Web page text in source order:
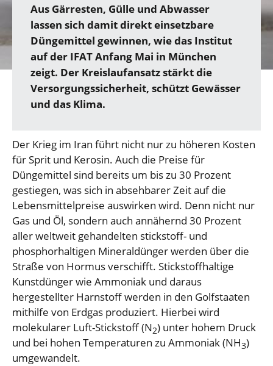
Aus Gärresten, Gülle und Abwasser
lassen sich damit direkt einsetzbare
Düngemittel gewinnen, wie das Institut
auf der IFAT Anfang Mai in München
zeigt. Der Kreislaufansatz stärkt die
Versorgungssicherheit, schützt Gewässer
und das Klima.
Der Krieg im Iran führt nicht nur zu höheren Kosten
für Sprit und Kerosin. Auch die Preise für
Düngemittel sind bereits um bis zu 30 Prozent
gestiegen, was sich in absehbarer Zeit auf die
Lebensmittelpreise auswirken wird. Denn nicht nur
Gas und Öl, sondern auch annähernd 30 Prozent
aller weltweit gehandelten stickstoff- und
phosphorhaltigen Mineraldünger werden über die
Straße von Hormus verschifft. Stickstoffhaltige
Kunstdünger wie Ammoniak und daraus
hergestellter Harnstoff werden in den Golfstaaten
mithilfe von Erdgas produziert. Hierbei wird
molekularer Luft-Stickstoff (N2) unter hohem Druck
und bei hohen Temperaturen zu Ammoniak (NH3)
umgewandelt.